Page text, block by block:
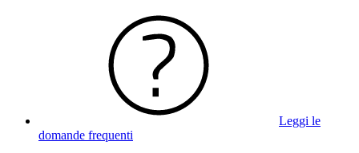
Leggi le
domande frequenti